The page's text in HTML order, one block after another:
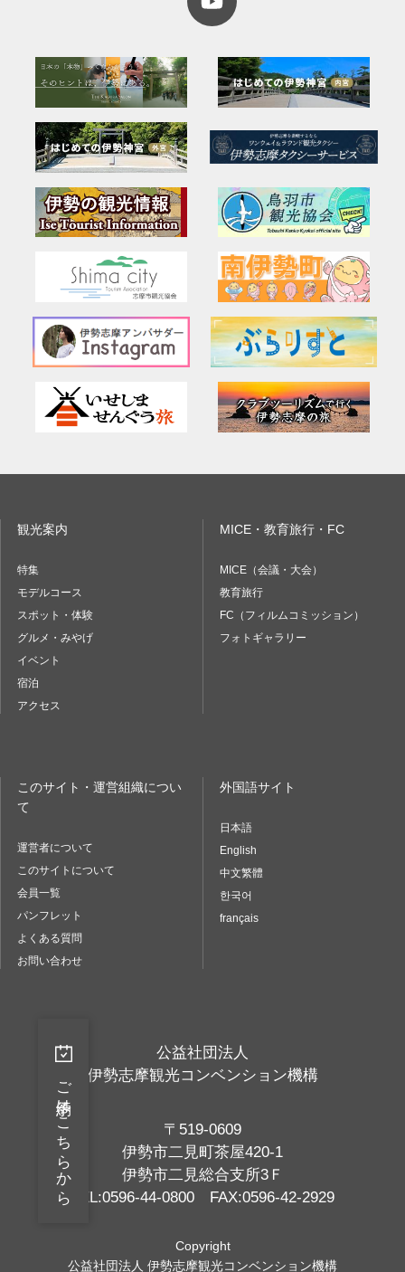
ご予約はこちらから
観光案内
特集
モデルコース
スポット・体験
グルメ・みやげ
イベント
宿泊
アクセス
MICE・教育旅行・FC
MICE（会議・大会）
教育旅行
FC（フィルムコミッション）
フォトギャラリー
このサイト・運営組織につい
て
運営者について
このサイトについて
会員一覧
パンフレット
よくある質問
お問い合わせ
外国語サイト
日本語
English
中文繁體
한국어
français
公益社団法人
伊勢志摩観光コンベンション機構
〒519-0609
伊勢市二見町茶屋420-1
伊勢市二見総合支所3Ｆ
TEL:0596-44-0800 FAX:0596-42-2929
Copyright
公益社団法人 伊勢志摩観光コンベンション機構